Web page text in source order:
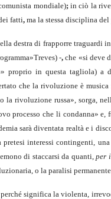
mondiale); in ciò la
fatti, ma la stessa disciplina del
destra di frapporre traguardi
-, che «si deve
proprio in questa tagliola)
che la rivoluzione è
la rivoluzione russa», sorga,
processo che li condanna» e,
sarà diventata realtà e i
pretesi interessi contingenti,
di staccarsi da quanti,per
o la paralisi
significa la violenta,